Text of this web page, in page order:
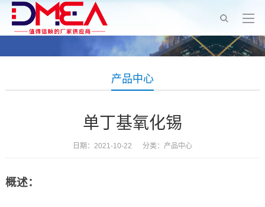
产品中心
单丁基氧化锡
日期：2021-10-22 分类： 产品中心
概述：